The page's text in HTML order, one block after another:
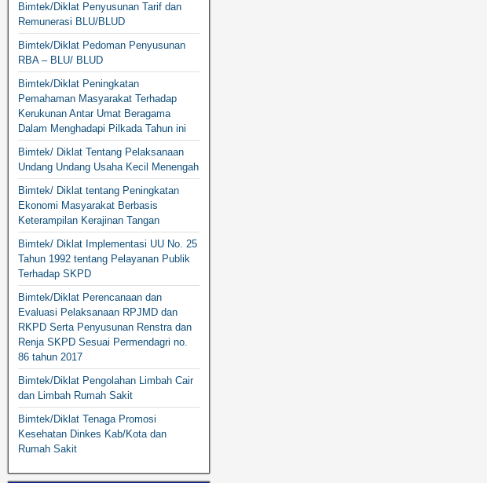
Bimtek/Diklat Penyusunan Tarif dan
Remunerasi BLU/BLUD
Bimtek/Diklat Pedoman Penyusunan
RBA – BLU/ BLUD
Bimtek/Diklat Peningkatan
Pemahaman Masyarakat Terhadap
Kerukunan Antar Umat Beragama
Dalam Menghadapi Pilkada Tahun ini
Bimtek/ Diklat Tentang Pelaksanaan
Undang Undang Usaha Kecil Menengah
Bimtek/ Diklat tentang Peningkatan
Ekonomi Masyarakat Berbasis
Keterampilan Kerajinan Tangan
Bimtek/ Diklat Implementasi UU No. 25
Tahun 1992 tentang Pelayanan Publik
Terhadap SKPD
Bimtek/Diklat Perencanaan dan
Evaluasi Pelaksanaan RPJMD dan
RKPD Serta Penyusunan Renstra dan
Renja SKPD Sesuai Permendagri no.
86 tahun 2017
Bimtek/Diklat Pengolahan Limbah Cair
dan Limbah Rumah Sakit
Bimtek/Diklat Tenaga Promosi
Kesehatan Dinkes Kab/Kota dan
Rumah Sakit